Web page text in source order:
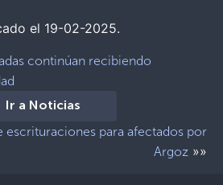
el 19-02-2025.
continúan recibiendo
Ir a Noticias
escrituraciones para afectados por
Argoz »»